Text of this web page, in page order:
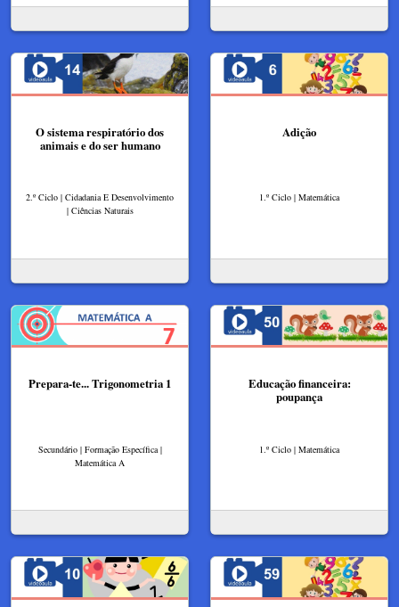
O sistema respiratório dos
animais e do ser humano
2.º Ciclo | Cidadania E Desenvolvimento
| Ciências Naturais
Adição
1.º Ciclo | Matemática
Prepara-te... Trigonometria 1
Secundário | Formação Específica |
Matemática A
Educação financeira:
poupança
1.º Ciclo | Matemática